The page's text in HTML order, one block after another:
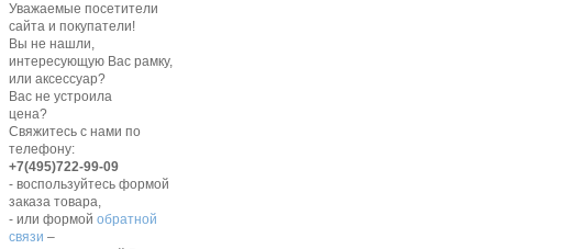
Уважаемые посетители
сайта и покупатели!
Вы не нашли,
интересующую Вас рамку,
или аксессуар?
Вас не устроила
цена?
Свяжитесь с нами по
телефону:
+7(495)722-99-09
- воспользуйтесь формой
заказа товара,
- или формой обратной
связи –